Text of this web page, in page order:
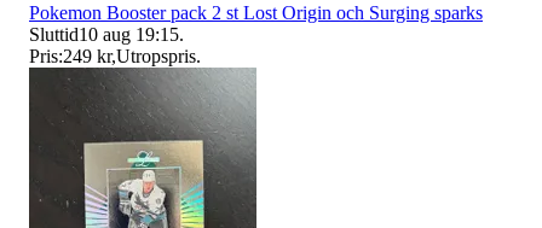
Pokemon Booster pack 2 st Lost Origin och Surging sparks
Sluttid10 aug 19:15.
Pris:249 kr,Utropspris.